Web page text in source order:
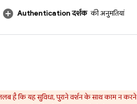
Authenticationदर्शककी अनुमतियां
है कि यह सुविधा, पुराने वर्शन के साथ काम न करने